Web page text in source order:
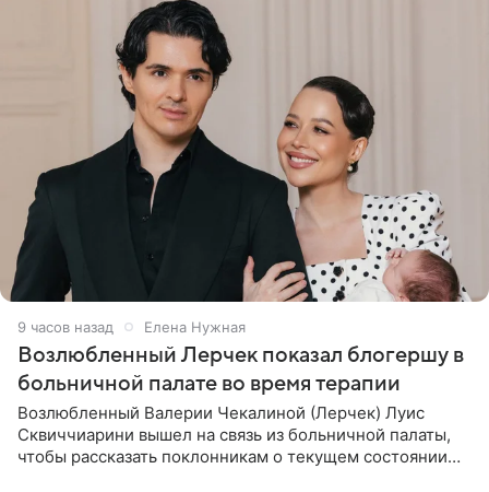
9 часов назад Елена Нужная
Возлюбленный Лерчек показал блогершу в
больничной палате во время терапии
Возлюбленный Валерии Чекалиной (Лерчек) Луис
Сквиччиарини вышел на связь из больничной палаты,
чтобы рассказать поклонникам о текущем состоянии